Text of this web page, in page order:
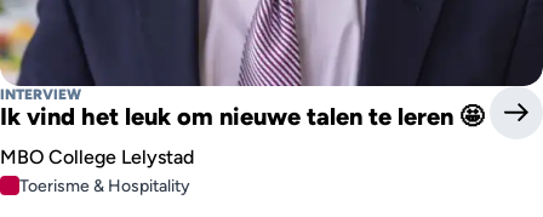
INTERVIEW
Ik vind het leuk om nieuwe talen te leren 🤩
MBO College Lelystad
Toerisme & Hospitality